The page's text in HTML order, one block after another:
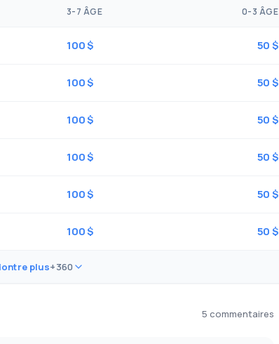
3-7 ÂGE 0-3 ÂGE
100 $ 50 $
100 $ 50 $
100 $ 50 $
100 $ 50 $
100 $ 50 $
100 $ 50 $
plus+360
5 commentaires